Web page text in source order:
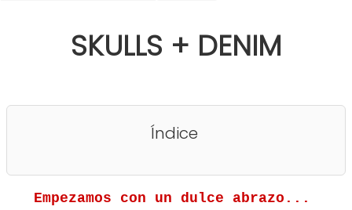
SKULLS + DENIM
Índice
Empezamos con un dulce abrazo...